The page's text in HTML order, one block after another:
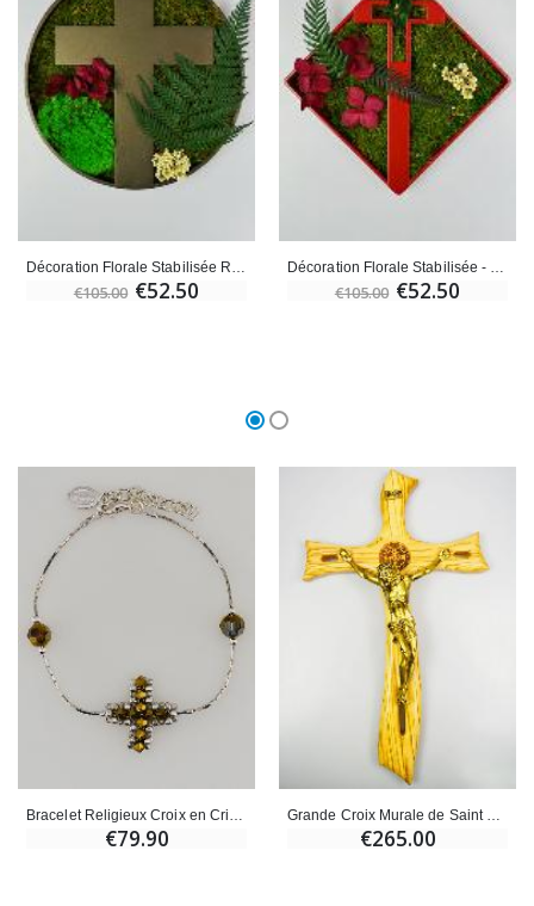
€105.00 €52.50 €105.00 €52.50
€79.90 €265.00